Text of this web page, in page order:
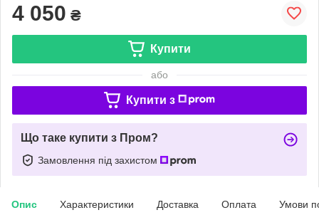
4 050 ₴
Купити
або
Купити з
Що таке купити з Пром?
Замовлення під захистом
Опис Характеристики Доставка Оплата Умови